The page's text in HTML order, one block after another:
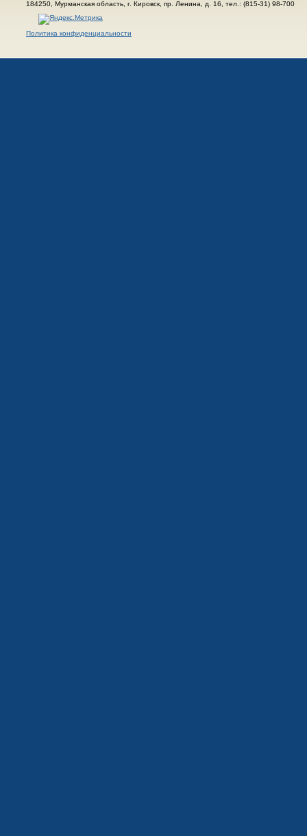
184250, Мурманская область, г. Кировск, пр. Ленина, д. 16, тел.: (815-31) 98-700
Политика конфиденциальности